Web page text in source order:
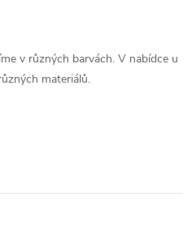
v různých barvách. V nabídce u
materiálů.